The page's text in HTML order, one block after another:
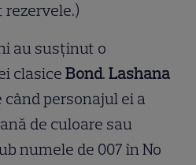
au susținut o
clasiceBond.Lashana
personajul ei a
de culoare sau
numele de 007 în No